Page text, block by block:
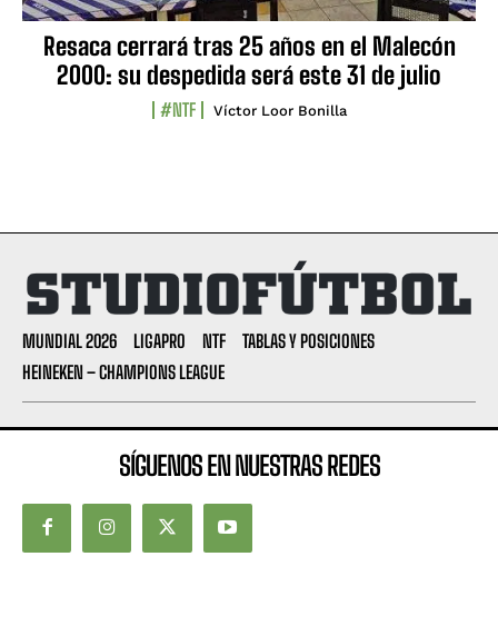
Resaca cerrará tras 25 años en el Malecón
2000: su despedida será este 31 de julio
#NTF Víctor Loor Bonilla
MUNDIAL 2026 LIGAPRO NTF
TABLAS Y POSICIONES
HEINEKEN – CHAMPIONS LEAGUE
SÍGUENOS EN NUESTRAS REDES